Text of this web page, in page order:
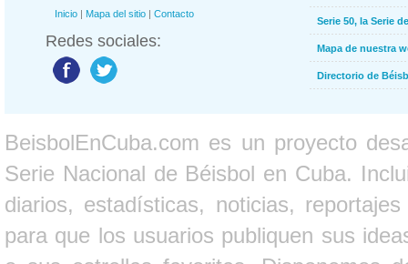
Inicio | Mapa del sitio | Contacto
Redes sociales:
Serie 50, la Serie
Mapa de nuestra
Directorio de
BeisbolEnCuba.com es un proyecto
Serie Nacional de Béisbol en Cuba.
diarios, estadísticas, noticias,
para que los usuarios publiquen sus